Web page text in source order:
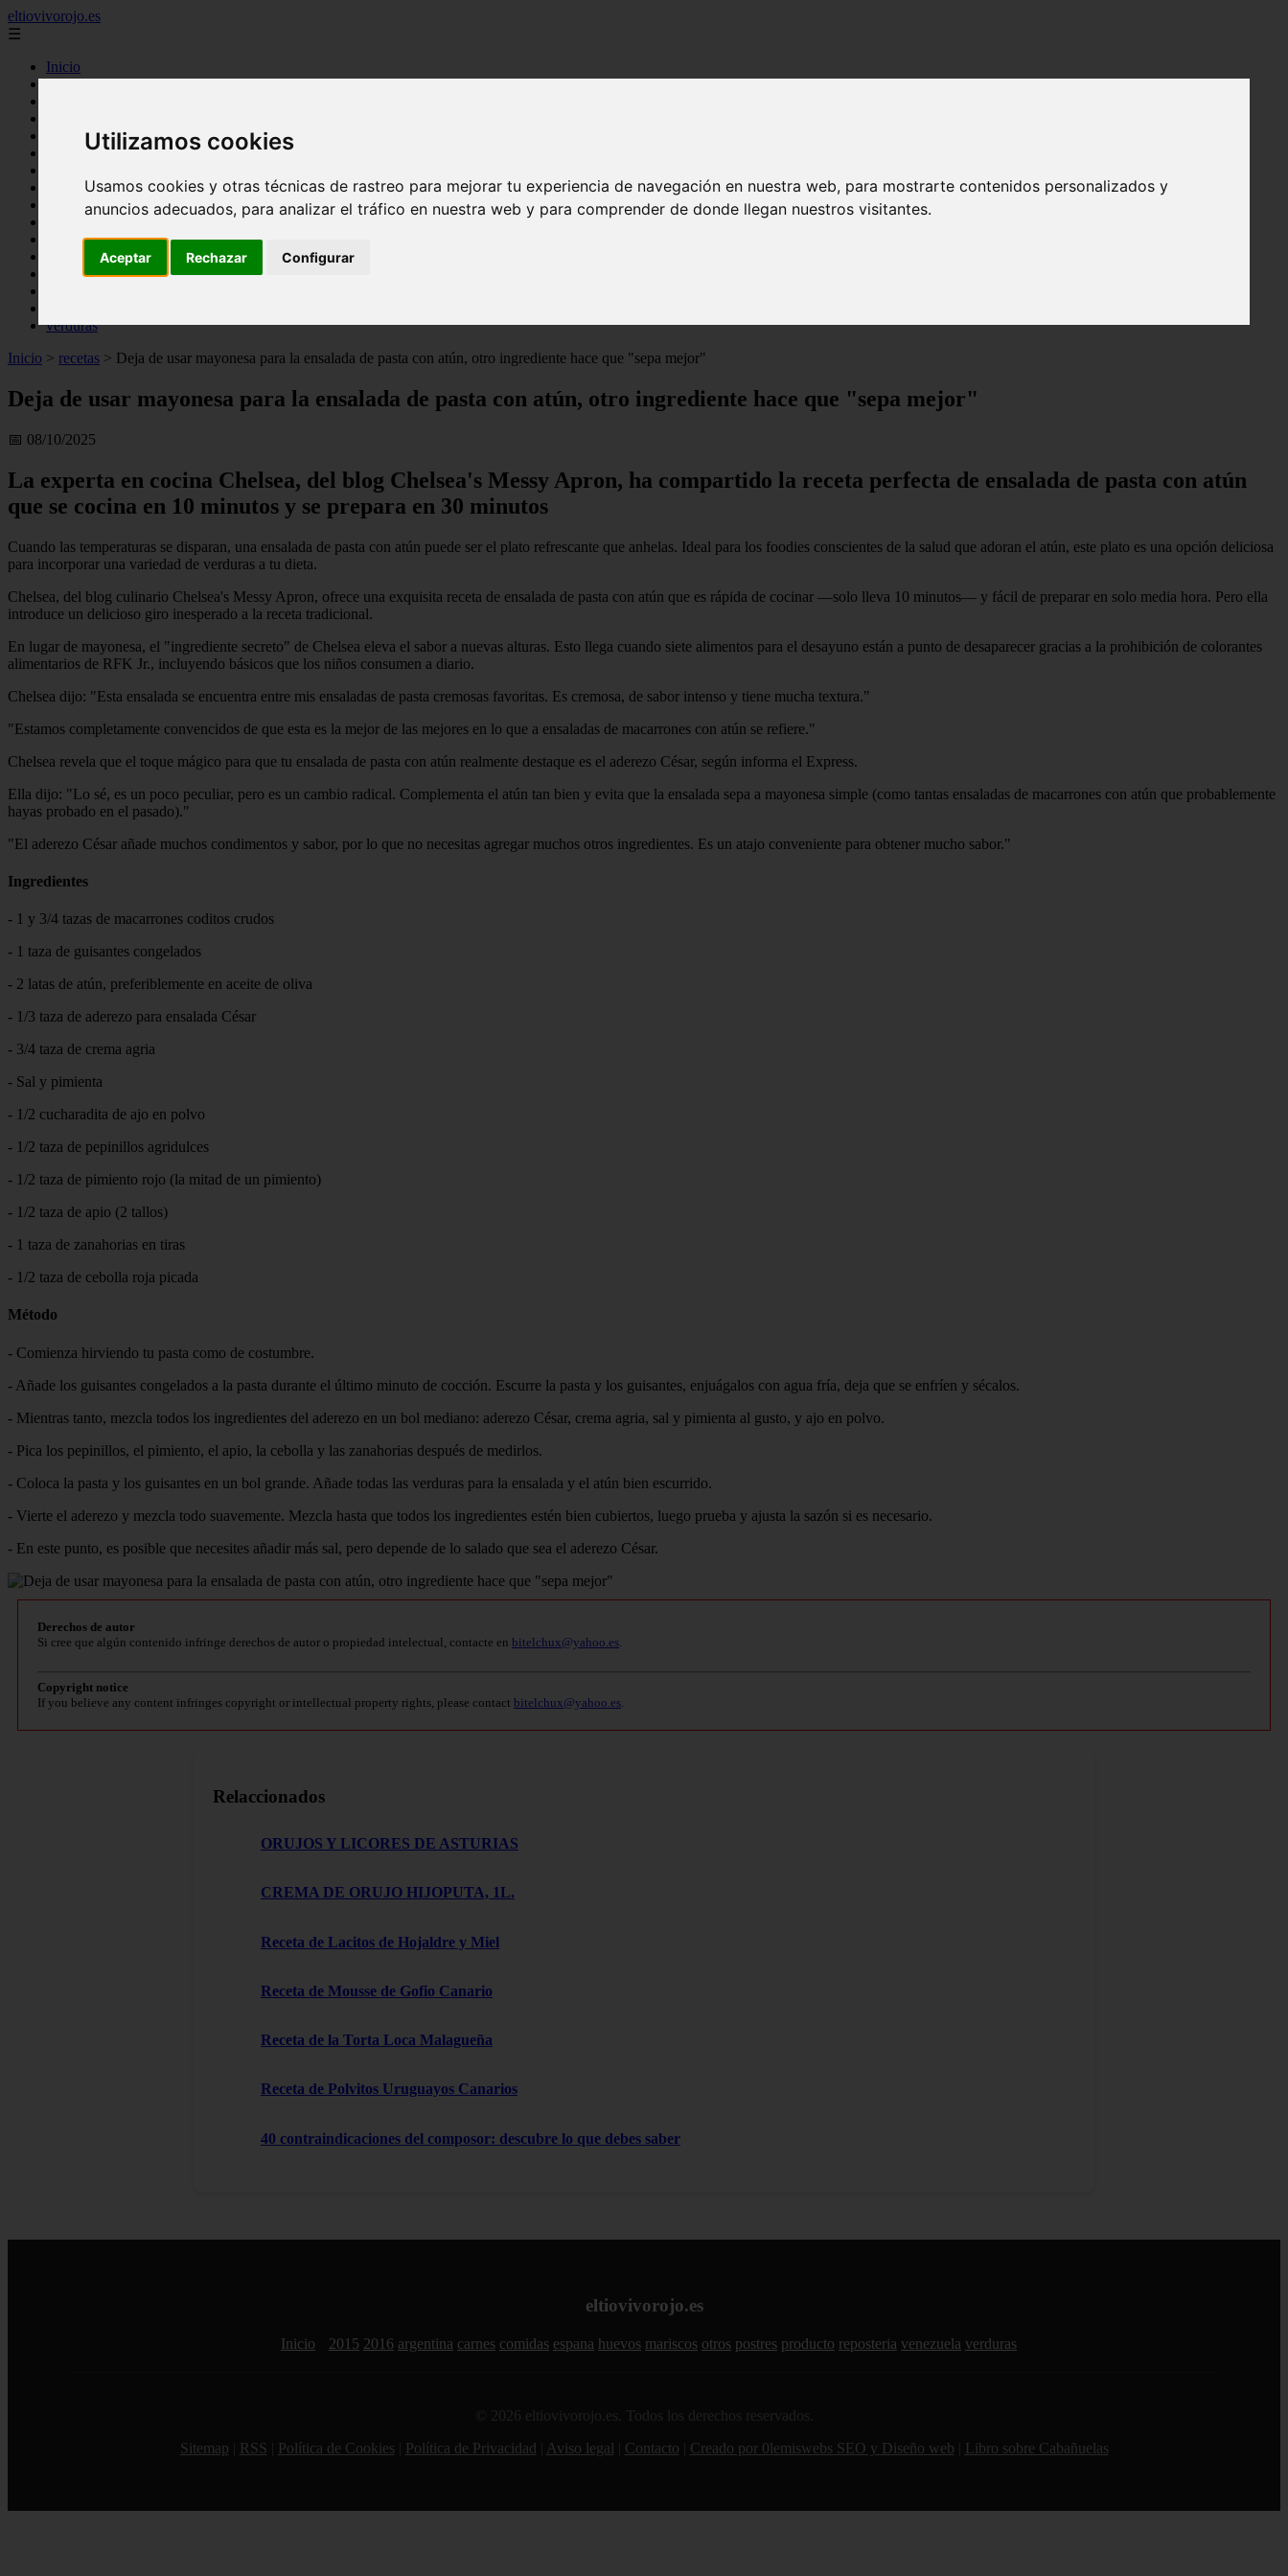
Utilizamos cookies
Usamos cookies y otras técnicas de rastreo para mejorar tu experiencia de navegación en nuestra web, para mostrarte contenidos personalizados y
anuncios adecuados, para analizar el tráfico en nuestra web y para comprender de donde llegan nuestros visitantes.
Aceptar Rechazar Configurar
eltiovivorojo.es
☰
Inicio
argentina
espana
huevos
producto
verduras
Inicio > recetas > Deja de usar mayonesa para la ensalada de pasta con atún, otro ingrediente hace que "sepa mejor"
Deja de usar mayonesa para la ensalada de pasta con atún, otro ingrediente hace que "sepa mejor"
📅 08/10/2025
La experta en cocina Chelsea, del blog Chelsea's Messy Apron, ha compartido la receta perfecta de ensalada de pasta con atún
que se cocina en 10 minutos y se prepara en 30 minutos
Cuando las temperaturas se disparan, una ensalada de pasta con atún puede ser el plato refrescante que anhelas. Ideal para los foodies conscientes de la salud que adoran el atún, este plato es una opción deliciosa
para incorporar una variedad de verduras a tu dieta.
Chelsea, del blog culinario Chelsea's Messy Apron, ofrece una exquisita receta de ensalada de pasta con atún que es rápida de cocinar —solo lleva 10 minutos— y fácil de preparar en solo media hora. Pero ella
introduce un delicioso giro inesperado a la receta tradicional.
En lugar de mayonesa, el "ingrediente secreto" de Chelsea eleva el sabor a nuevas alturas. Esto llega cuando siete alimentos para el desayuno están a punto de desaparecer gracias a la prohibición de colorantes
alimentarios de RFK Jr., incluyendo básicos que los niños consumen a diario.
Chelsea dijo: "Esta ensalada se encuentra entre mis ensaladas de pasta cremosas favoritas. Es cremosa, de sabor intenso y tiene mucha textura."
"Estamos completamente convencidos de que esta es la mejor de las mejores en lo que a ensaladas de macarrones con atún se refiere."
Chelsea revela que el toque mágico para que tu ensalada de pasta con atún realmente destaque es el aderezo César, según informa el Express.
Ella dijo: "Lo sé, es un poco peculiar, pero es un cambio radical. Complementa el atún tan bien y evita que la ensalada sepa a mayonesa simple (como tantas ensaladas de macarrones con atún que probablemente
hayas probado en el pasado)."
"El aderezo César añade muchos condimentos y sabor, por lo que no necesitas agregar muchos otros ingredientes. Es un atajo conveniente para obtener mucho sabor."
Ingredientes
- 1 y 3/4 tazas de macarrones coditos crudos
- 1 taza de guisantes congelados
- 2 latas de atún, preferiblemente en aceite de oliva
- 1/3 taza de aderezo para ensalada César
- 3/4 taza de crema agria
- Sal y pimienta
- 1/2 cucharadita de ajo en polvo
- 1/2 taza de pepinillos agridulces
- 1/2 taza de pimiento rojo (la mitad de un pimiento)
- 1/2 taza de apio (2 tallos)
- 1 taza de zanahorias en tiras
- 1/2 taza de cebolla roja picada
Método
- Comienza hirviendo tu pasta como de costumbre.
- Añade los guisantes congelados a la pasta durante el último minuto de cocción. Escurre la pasta y los guisantes, enjuágalos con agua fría, deja que se enfríen y sécalos.
- Mientras tanto, mezcla todos los ingredientes del aderezo en un bol mediano: aderezo César, crema agria, sal y pimienta al gusto, y ajo en polvo.
- Pica los pepinillos, el pimiento, el apio, la cebolla y las zanahorias después de medirlos.
- Coloca la pasta y los guisantes en un bol grande. Añade todas las verduras para la ensalada y el atún bien escurrido.
- Vierte el aderezo y mezcla todo suavemente. Mezcla hasta que todos los ingredientes estén bien cubiertos, luego prueba y ajusta la sazón si es necesario.
- En este punto, es posible que necesites añadir más sal, pero depende de lo salado que sea el aderezo César.
Derechos de autor
Si cree que algún contenido infringe derechos de autor o propiedad intelectual, contacte en bitelchux@yahoo.es
Copyright notice
If you believe any content infringes copyright or intellectual property rights, please contact bitelchux@yahoo.es
Relaccionados
ORUJOS Y LICORES DE ASTURIAS
CREMA DE ORUJO HIJOPUTA, 1L.
Receta de Lacitos de Hojaldre y Miel
Receta de Mousse de Gofio Canario
Receta de la Torta Loca Malagueña
Receta de Polvitos Uruguayos Canarios
40 contraindicaciones del composor: descubre lo que debes saber
eltiovivorojo.es
Inicio 2015 2016 argentina carnes comidas espana huevos mariscos otros postres producto reposteria venezuela verduras
© 2026 eltiovivorojo.es. Todos los derechos reservados.
Sitemap
RSS Política de Cookies Política de Privacidad Aviso legal Contacto Creado por 0lemiswebs SEO y Diseño web Libro sobre Cabañuelas